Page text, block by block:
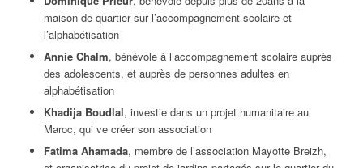
maison de quartier sur l’accompagnement scolaire et
l’alphabétisation
Annie Chalm, bénévole à l’accompagnement scolaire auprès
des adolescents, et auprès de personnes adultes en
alphabétisation
Khadija Boudlal, investie dans un projet humanitaire au
Maroc, qui ve créer son association
Fatima Ahamada, membre de l’association Mayotte Breizh,